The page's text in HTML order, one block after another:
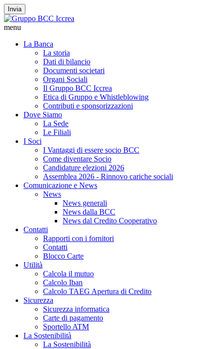
Invia
menu
La Banca
La storia
Dati di bilancio
Documenti societari
Organi Sociali
Il Gruppo BCC Iccrea
Etica di Gruppo e Whistleblowing
Contributi e sponsorizzazioni
Dove Siamo
La Sede
Le Filiali
I Soci
I Vantaggi di essere socio BCC
Come diventare Socio
Candidature elezioni 2026
Assemblea 2026 - Rinnovo cariche sociali
Comunicazione e News
News
News generali
News dalla BCC
News dal Credito Cooperativo
Contatti
Rapporti con i fornitori
Contatti
Blocco Carte
Utilità
Calcola il mutuo
Calcolo Iban
Calcolo TAEG Apertura di Credito
Sicurezza
Sicurezza informatica
Carte di pagamento
Sportello ATM
La Sostenibilità
La Sostenibilità